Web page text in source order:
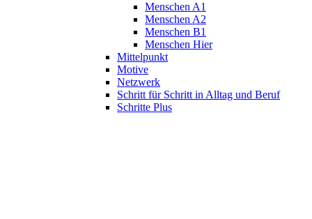
Menschen A1
Menschen A2
Menschen B1
Menschen Hier
Mittelpunkt
Motive
Netzwerk
Schritt für Schritt in Alltag und Beruf
Schritte Plus